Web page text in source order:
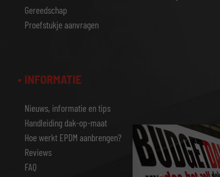
Gereedschap
Proefstukje aanvragen
INFORMATIE
Nieuws, informatie en tips
Handleiding dak-op-maat
Hoe werkt EPDM aanbrengen?
Reviews
FAQ